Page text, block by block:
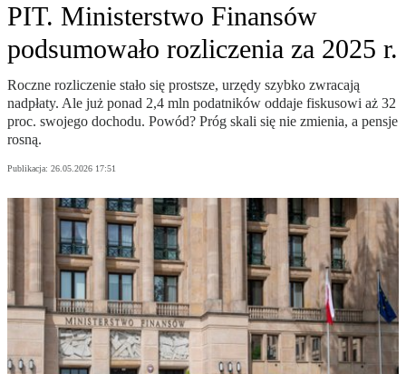
PIT. Ministerstwo Finansów
podsumowało rozliczenia za 2025 r.
Roczne rozliczenie stało się prostsze, urzędy szybko zwracają
nadpłaty. Ale już ponad 2,4 mln podatników oddaje fiskusowi aż 32
proc. swojego dochodu. Powód? Próg skali się nie zmienia, a pensje
rosną.
Publikacja: 26.05.2026 17:51